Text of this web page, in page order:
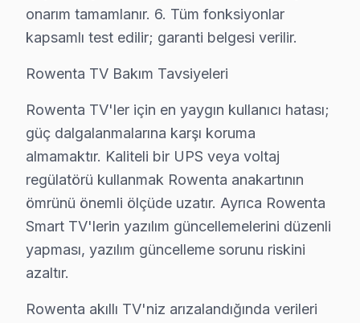
Mahmut Şevket Paşa'da Rowenta TV Servisi
Mahmut Şevket Paşa, özellikle orta gelir gruplarının
Ortaçeşme'de Rowenta TV Servisi
Ortaçeşme, aileler ve genç profesyonellerin
Öğümce'de Rowenta TV Servisi
Öğümce, genellikle sakin bir yaşam tarzı sunan bir
Örnekköy'de Rowenta TV Servisi
Örnekköy, yeni yerleşim alanları ve sosyal
Paşabahçe'de Rowenta TV Servisi
Paşabahçe, hem tarihî dokusu hem de modern yaşam
onarım tamamlanır. 6. Tüm fonksiyonlar
kapsamlı test edilir; garanti belgesi verilir.
Rowenta TV Bakım Tavsiyeleri
Rowenta TV'ler için en yaygın kullanıcı hatası;
güç dalgalanmalarına karşı koruma
almamaktır. Kaliteli bir UPS veya voltaj
regülatörü kullanmak Rowenta anakartının
ömrünü önemli ölçüde uzatır. Ayrıca Rowenta
Smart TV'lerin yazılım güncellemelerini düzenli
yapması, yazılım güncelleme sorunu riskini
azaltır.
Rowenta akıllı TV'niz arızalandığında verileri